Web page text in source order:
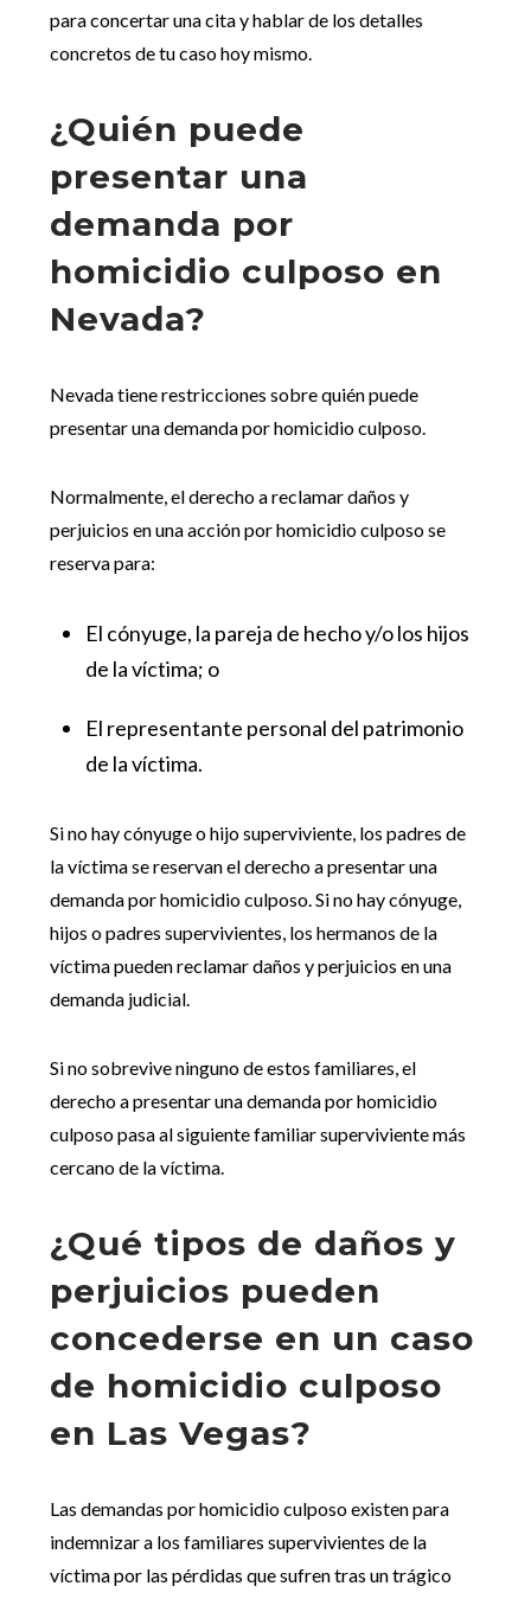
para concertar una cita y hablar de los detalles
concretos de tu caso hoy mismo.
¿Quién puede
presentar una
demanda por
homicidio culposo en
Nevada?
Nevada tiene restricciones sobre quién puede
presentar una demanda por homicidio culposo.
Normalmente, el derecho a reclamar daños y
perjuicios en una acción por homicidio culposo se
reserva para:
El cónyuge, la pareja de hecho y/o los hijos
de la víctima; o
El representante personal del patrimonio
de la víctima.
Si no hay cónyuge o hijo superviviente, los padres de
la víctima se reservan el derecho a presentar una
demanda por homicidio culposo. Si no hay cónyuge,
hijos o padres supervivientes, los hermanos de la
víctima pueden reclamar daños y perjuicios en una
demanda judicial.
Si no sobrevive ninguno de estos familiares, el
derecho a presentar una demanda por homicidio
culposo pasa al siguiente familiar superviviente más
cercano de la víctima.
¿Qué tipos de daños y
perjuicios pueden
concederse en un caso
de homicidio culposo
en Las Vegas?
Las demandas por homicidio culposo existen para
indemnizar a los familiares supervivientes de la
víctima por las pérdidas que sufren tras un trágico